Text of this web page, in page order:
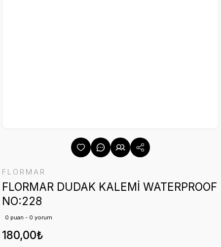
FLORMAR
FLORMAR DUDAK KALEMİ WATERPROOF
NO:228
0 puan - 0 yorum
180,00₺